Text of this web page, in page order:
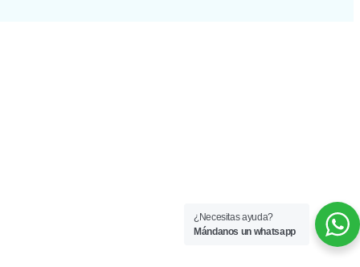
¿Necesitas ayuda?
Mándanos un whatsapp